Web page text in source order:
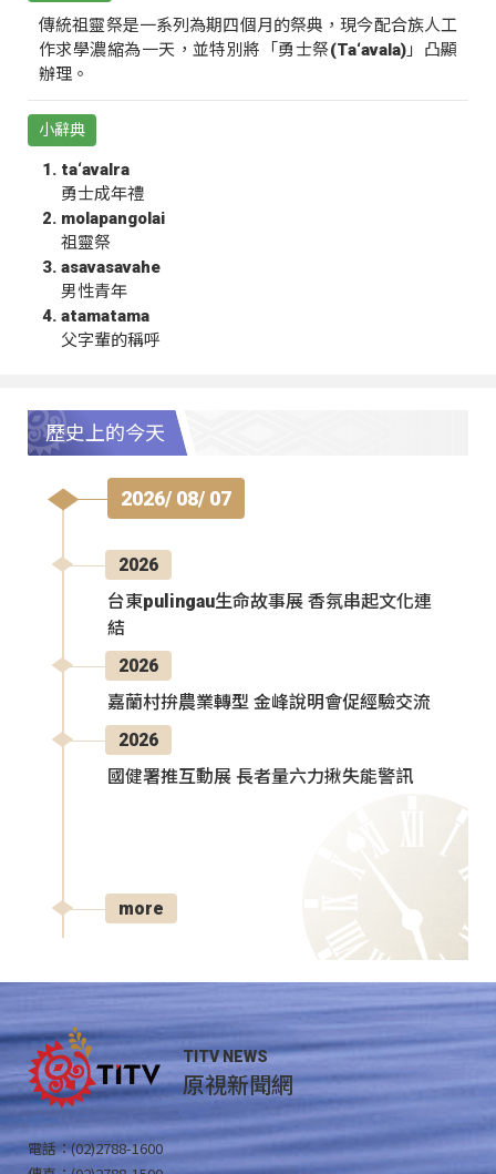
傳統祖靈祭是一系列為期四個月的祭典，現今配合族人工
作求學濃縮為一天，並特別將「勇士祭(Ta‘avala)」凸顯
辦理。
小辭典
ta‘avalra
勇士成年禮
molapangolai
祖靈祭
asavasavahe
男性青年
atamatama
父字輩的稱呼
歷史上的今天
2026/ 08/ 07
2026
台東pulingau生命故事展 香氛串起文化連
結
2026
嘉蘭村拚農業轉型 金峰說明會促經驗交流
2026
國健署推互動展 長者量六力揪失能警訊
more
TITV NEWS
原視新聞網
電話：(02)2788-1600